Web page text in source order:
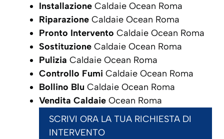
Installazione Caldaie Ocean Roma
Riparazione Caldaie Ocean Roma
Pronto Intervento Caldaie Ocean Roma
Sostituzione Caldaie Ocean Roma
Pulizia Caldaie Ocean Roma
Controllo Fumi Caldaie Ocean Roma
Bollino Blu Caldaie Ocean Roma
Vendita Caldaie Ocean Roma
SCRIVI ORA LA TUA RICHIESTA DI
INTERVENTO